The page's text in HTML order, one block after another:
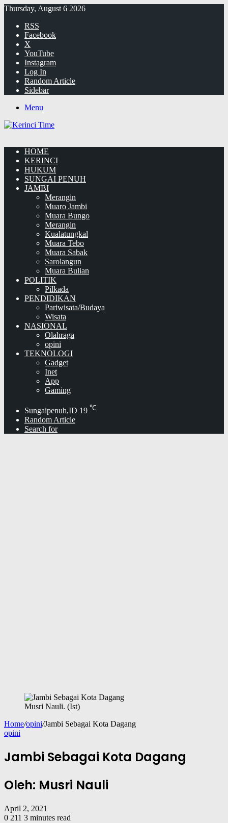
Thursday, August 6 2026
RSS
Facebook
X
YouTube
Instagram
Log In
Random Article
Sidebar
Menu
HOME
KERINCI
HUKUM
SUNGAI PENUH
JAMBI
Merangin
Muaro Jambi
Muara Bungo
Merangin
Kualatungkal
Muara Tebo
Muara Sabak
Sarolangun
Muara Bulian
POLITIK
Pilkada
PENDIDIKAN
Pariwisata/Budaya
Wisata
NASIONAL
Olahraga
opini
TEKNOLOGI
Gadget
Inet
App
Gaming
Sungaipenuh,ID 19 ℃
Random Article
Search for
Musri Nauli. (Ist)
Home/opini/Jambi Sebagai Kota Dagang
opini
Jambi Sebagai Kota Dagang
Oleh: Musri Nauli
April 2, 2021
0 211 3 minutes read